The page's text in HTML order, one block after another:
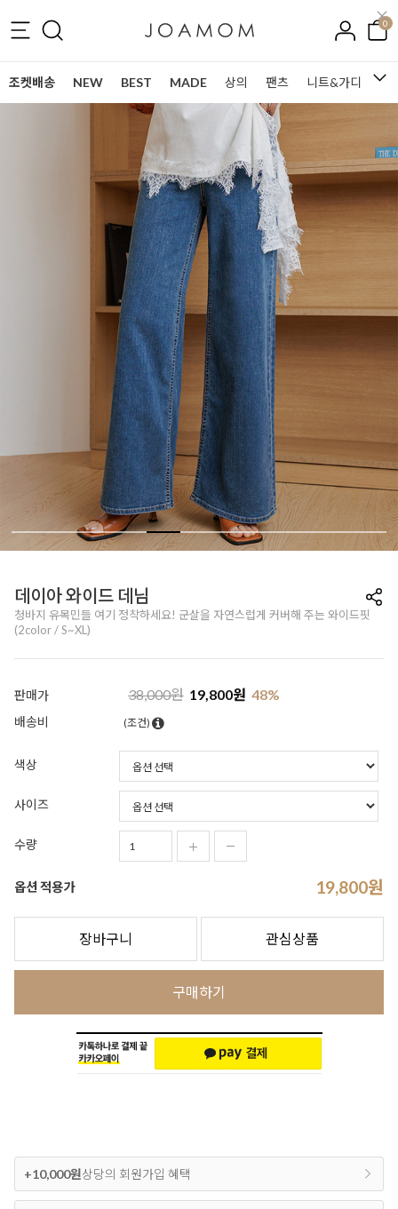
0
조켓배송 NEW BEST MADE 상의 팬츠 니트&가디건
데이아 와이드 데님
청바지 유목민들 여기 정착하세요! 군살을 자연스럽게 커버해 주는 와이드핏
(2color / S~XL)
판매가 38,000원 19,800원 48%
배송비 (조건)
색상
사이즈
수량
옵션 적용가 19,800원
장바구니 관심상품
구매하기
+10,000원상당의 회원가입 혜택